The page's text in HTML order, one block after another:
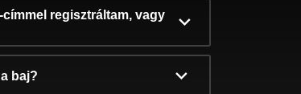
regisztráltam, vagy
baj?